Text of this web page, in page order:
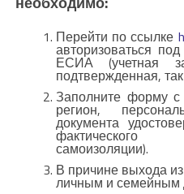
Перейти по ссылке
авторизоваться
ЕСИА (учетная
подтвержденная, так
Заполните форму
регион,
документа
самоизоляции).
В причине выхода
личным и семейным